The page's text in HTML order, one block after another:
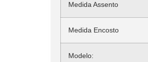
Medida Assento
Medida Encosto
Modelo: